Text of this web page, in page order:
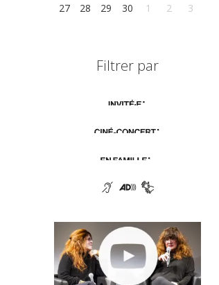
27
28 29 30 1 2 3
Filtrer par